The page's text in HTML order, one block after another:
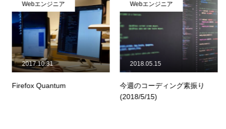
Webエンジニア
Firefox Quantum
2017.10.31
Webエンジニア
今週のコーディング素振り
(2018/5/15)
2018.05.15